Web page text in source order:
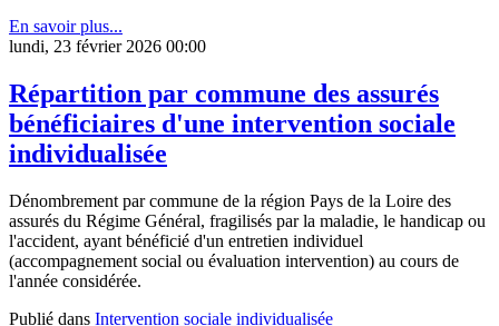
En savoir plus...
lundi, 23 février 2026 00:00
Répartition par commune des assurés
bénéficiaires d'une intervention sociale
individualisée
Dénombrement par commune de la région Pays de la Loire des
assurés du Régime Général, fragilisés par la maladie, le handicap ou
l'accident, ayant bénéficié d'un entretien individuel
(accompagnement social ou évaluation intervention) au cours de
l'année considérée.
Publié dans Intervention sociale individualisée